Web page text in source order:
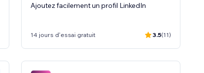
Ajoutez facilement un profil LinkedIn
14 jours d'essai gratuit 3.5(11)